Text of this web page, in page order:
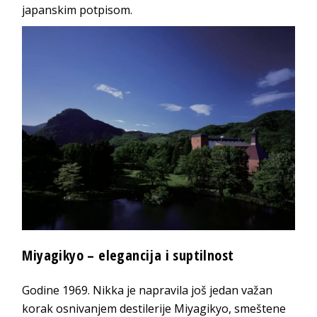
japanskim potpisom.
Miyagikyo – elegancija i suptilnost
Godine 1969. Nikka je napravila još jedan važan
korak osnivanjem destilerije Miyagikyo, smeštene